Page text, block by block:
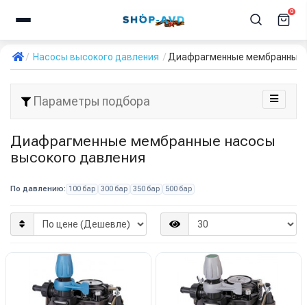
0
Насосы высокого давления Диафрагменные мембранные
Параметры подбора
Диафрагменные мембранные насосы
высокого давления
По давлению: 100 бар 300 бар 350 бар 500 бар